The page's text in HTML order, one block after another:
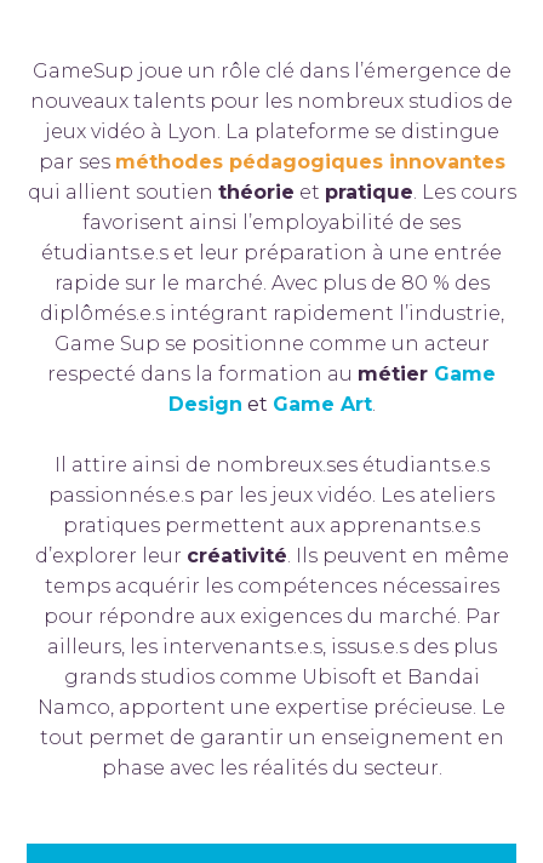
GameSup joue un rôle clé dans l’émergence de
nouveaux talents pour les nombreux studios de
jeux vidéo à Lyon. La plateforme se distingue
par ses méthodes pédagogiques innovantes
qui allient soutien théorie et pratique. Les cours
favorisent ainsi l’employabilité de ses
étudiants.e.s et leur préparation à une entrée
rapide sur le marché. Avec plus de 80 % des
diplômés.e.s intégrant rapidement l’industrie,
Game Sup se positionne comme un acteur
respecté dans la formation au métier Game
Design et Game Art.
Il attire ainsi de nombreux.ses étudiants.e.s
passionnés.e.s par les jeux vidéo. Les ateliers
pratiques permettent aux apprenants.e.s
d’explorer leur créativité. Ils peuvent en même
temps acquérir les compétences nécessaires
pour répondre aux exigences du marché. Par
ailleurs, les intervenants.e.s, issus.e.s des plus
grands studios comme Ubisoft et Bandai
Namco, apportent une expertise précieuse. Le
tout permet de garantir un enseignement en
phase avec les réalités du secteur.